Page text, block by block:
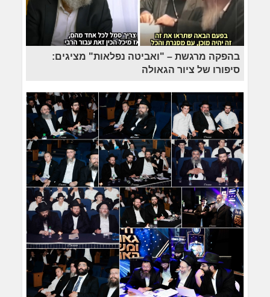
בהפקה מרגשת – "ואביטה נפלאות" מציגים:
סיפורו של ציור הגאולה